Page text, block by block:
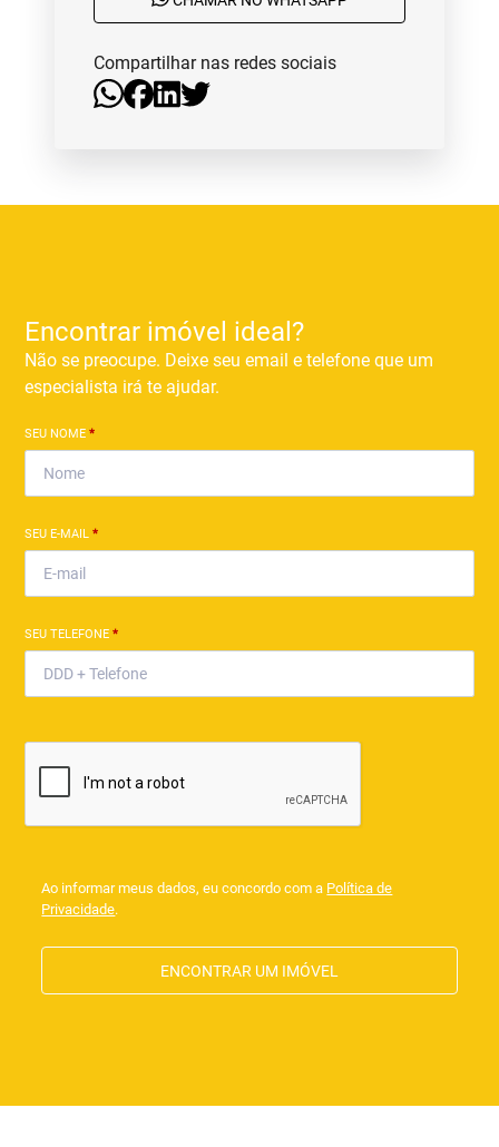
Compartilhar nas redes sociais
Encontrar imóvel ideal?
Não se preocupe. Deixe seu email e telefone que um
especialista irá te ajudar.
SEU NOME*
SEU E-MAIL*
SEU TELEFONE*
Ao informar meus dados, eu concordo com a Política de
Privacidade.
ENCONTRAR UM IMÓVEL